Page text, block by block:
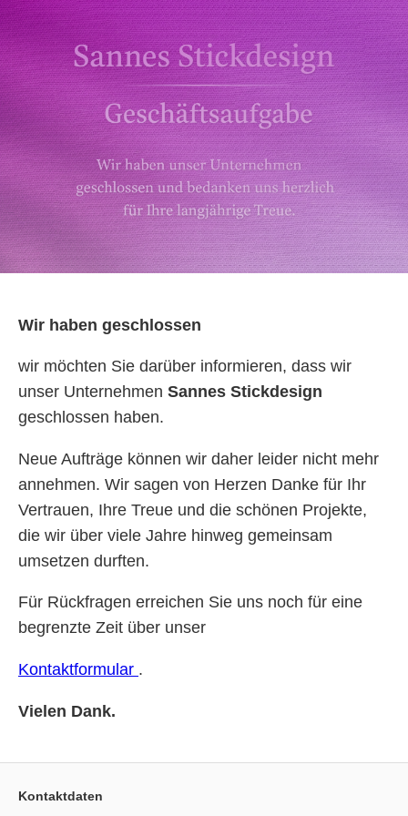
Wir haben geschlossen
wir möchten Sie darüber informieren, dass wir
unser Unternehmen Sannes Stickdesign
geschlossen haben.
Neue Aufträge können wir daher leider nicht mehr
annehmen. Wir sagen von Herzen Danke für Ihr
Vertrauen, Ihre Treue und die schönen Projekte,
die wir über viele Jahre hinweg gemeinsam
umsetzen durften.
Für Rückfragen erreichen Sie uns noch für eine
begrenzte Zeit über unser
Kontaktformular .
Vielen Dank.
Kontaktdaten